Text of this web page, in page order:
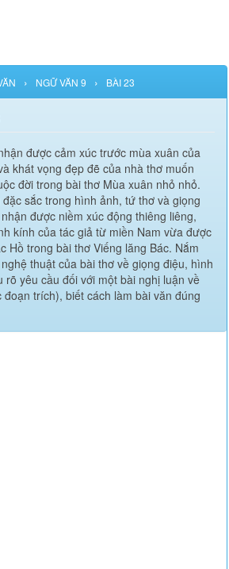
› NGỮ VĂN 9 › BÀI 23
được cảm xúc trước mùa xuân của
khát vọng đẹp đẽ của nhà thơ muốn
đời trong bài thơ Mùa xuân nhỏ nhỏ.
sắc trong hình ảnh, tứ thơ và giọng
được niềm xúc động thiêng liêng,
kính của tác giả từ miền Nam vừa được
Hồ trong bài thơ Viếng lăng Bác. Nắm
thuật của bài thơ về giọng điệu, hình
rõ yêu cầu đối với một bài nghị luận về
trích), biết cách làm bài văn đúng